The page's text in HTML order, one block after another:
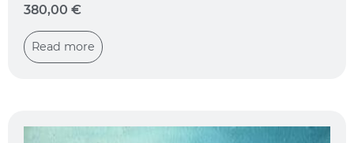
380,00 €
Read more